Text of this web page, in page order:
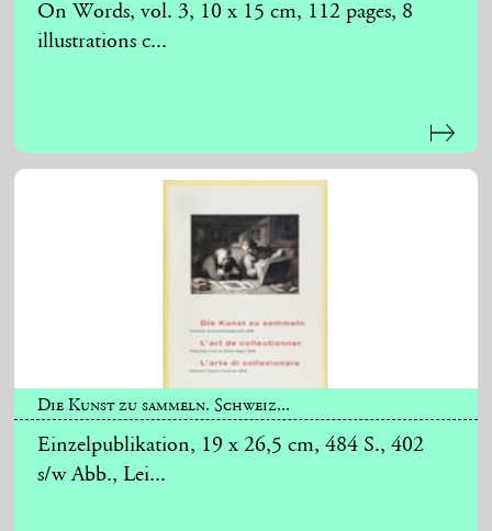
On Words, vol. 3, 10 x 15 cm, 112 pages, 8
illustrations c...
Die Kunst zu sammeln. Schweiz...
Einzelpublikation, 19 x 26,5 cm, 484 S., 402
s/w Abb., Lei...